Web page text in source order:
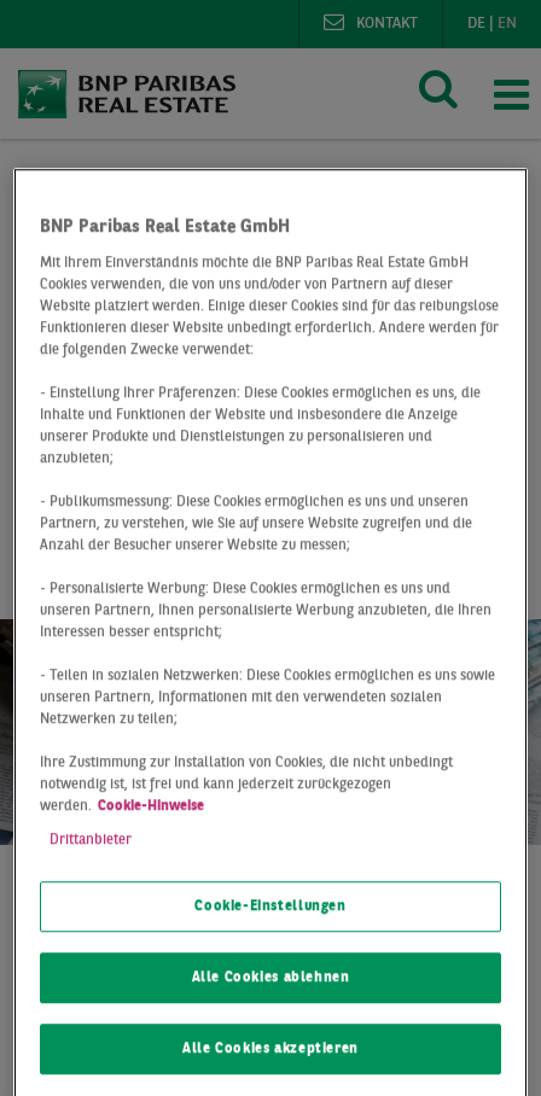
DE EN
KONTAKT
BNP Paribas Real Estate Presse
Mitteldeutscher Bildungsträger vergrößert sich mit
Mitteldeutscher
Bildungsträger
vergrößert sich mit
neuem Büro in
Leipzig
05.05.2021
Datentechnik GmbH – verlegt ihren Standort innerhalb
von Leipzig und mietet rund 940 Quadratmeter
Bürofläche im Objekt „Center Torgauer Platz“, rund vier
Kilometer östlich des Zentrums. Das
BNP Paribas Real Estate GmbH
Mit Ihrem Einverständnis möchte die BNP Paribas Real Estate GmbH
Cookies verwenden, die von uns und/oder von Partnern auf dieser
Website platziert werden. Einige dieser Cookies sind für das reibungslose
Funktionieren dieser Website unbedingt erforderlich. Andere werden für
die folgenden Zwecke verwendet:
- Einstellung Ihrer Präferenzen: Diese Cookies ermöglichen es uns, die
Inhalte und Funktionen der Website und insbesondere die Anzeige
unserer Produkte und Dienstleistungen zu personalisieren und
anzubieten;
- Publikumsmessung: Diese Cookies ermöglichen es uns und unseren
Partnern, zu verstehen, wie Sie auf unsere Website zugreifen und die
Anzahl der Besucher unserer Website zu messen;
- Personalisierte Werbung: Diese Cookies ermöglichen es uns und
unseren Partnern, Ihnen personalisierte Werbung anzubieten, die Ihren
Interessen besser entspricht;
- Teilen in sozialen Netzwerken: Diese Cookies ermöglichen es uns sowie
unseren Partnern, Informationen mit den verwendeten sozialen
Netzwerken zu teilen;
Ihre Zustimmung zur Installation von Cookies, die nicht unbedingt
notwendig ist, ist frei und kann jederzeit zurückgezogen
werden. Cookie-Hinweise
Drittanbieter
Cookie-Einstellungen
Alle Cookies ablehnen
Alle Cookies akzeptieren